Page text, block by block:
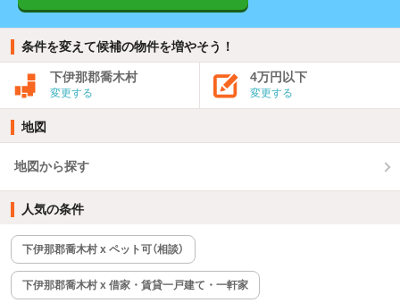
条件を変えて候補の物件を増やそう！
下伊那郡喬木村
変更する
4万円以下
変更する
地図
地図から探す
人気の条件
下伊那郡喬木村 x ペット可（相談）
下伊那郡喬木村 x 借家・賃貸一戸建て・一軒家